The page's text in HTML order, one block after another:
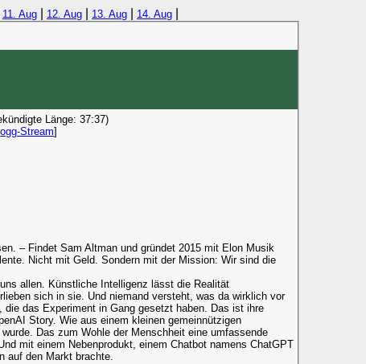
11. Aug 12. Aug 13. Aug 14. Aug
Länge: 37:37)
ogg-Stream]
– Findet Sam Altman und gründet 2015 mit Elon Musik
Nicht mit Geld. Sondern mit der Mission: Wir sind die
allen. Künstliche Intelligenz lässt die Realität
sich in sie. Und niemand versteht, was da wirklich vor
das Experiment in Gang gesetzt haben. Das ist ihre
Story. Wie aus einem kleinen gemeinnützigen
Das zum Wohle der Menschheit eine umfassende
mit einem Nebenprodukt, einem Chatbot namens ChatGPT
auf den Markt brachte.